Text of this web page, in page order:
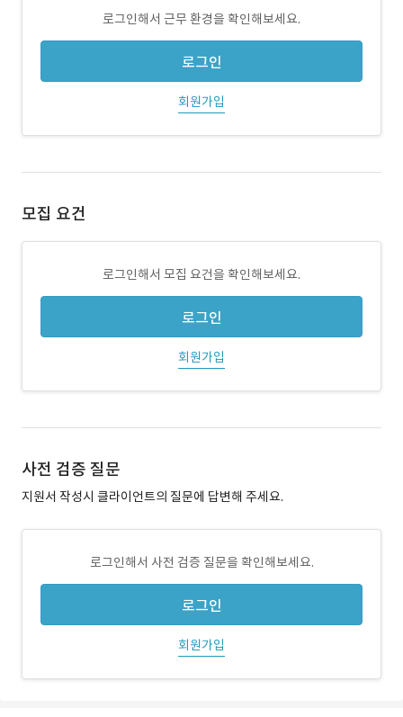
로그인해서 근무 환경을 확인해보세요.
로그인
회원가입
모집 요건
로그인해서 모집 요건을 확인해보세요.
로그인
회원가입
사전 검증 질문
지원서 작성시 클라이언트의 질문에 답변해 주세요.
로그인해서 사전 검증 질문을 확인해보세요.
로그인
회원가입